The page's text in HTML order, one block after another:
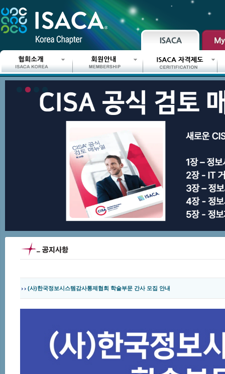
(사)한국정보시스템감사통제협회 학술부문 간사 모집 안내